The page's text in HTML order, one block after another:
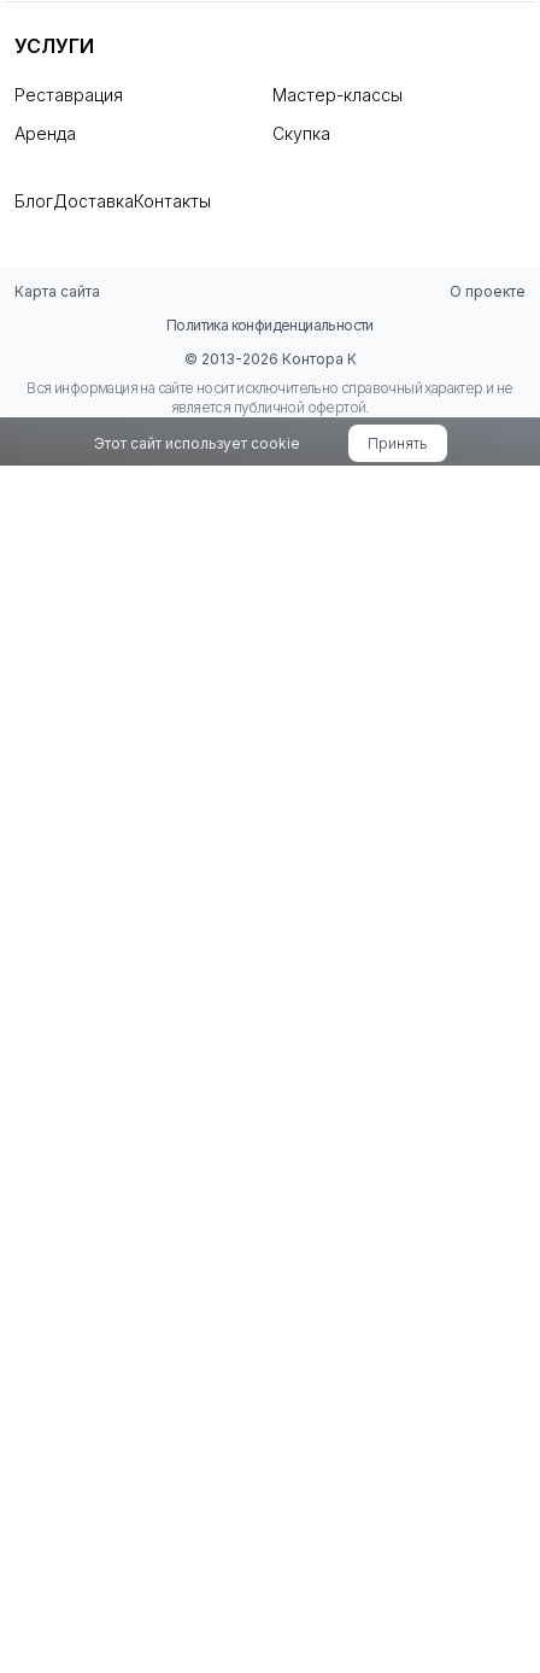
УСЛУГИ
Реставрация
Мастер-классы
Аренда
Скупка
БлогДоставкаКонтакты
Карта сайта
О проекте
Политика конфиденциальности
© 2013-2026 Контора К
Вся информация на сайте носит исключительно справочный характер и не
является публичной офертой.
Этот сайт использует cookie
Принять